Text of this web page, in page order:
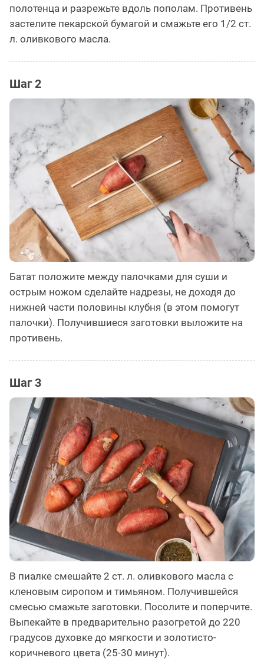
полотенца и разрежьте вдоль пополам. Противень
застелите пекарской бумагой и смажьте его 1/2 ст.
л. оливкового масла.
Шаг 2
Батат положите между палочками для суши и
острым ножом сделайте надрезы, не доходя до
нижней части половины клубня (в этом помогут
палочки). Получившиеся заготовки выложите на
противень.
Шаг 3
В пиалке смешайте 2 ст. л. оливкового масла с
кленовым сиропом и тимьяном. Получившейся
смесью смажьте заготовки. Посолите и поперчите.
Выпекайте в предварительно разогретой до 220
градусов духовке до мягкости и золотисто-
коричневого цвета (25-30 минут).